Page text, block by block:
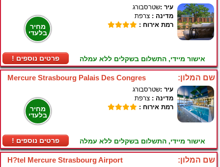
מחיר
בלעדי
! פרטים נוספים
עיר :שטרסבורג
מדינה : צרפת
רמת אירוח :
אישור מיידי, התשלום בשקלים ללא עמלה
Mercure Strasbourg Palais Des Congres שם המלון:
מחיר
בלעדי
! פרטים נוספים
עיר :שטרסבורג
מדינה : צרפת
רמת אירוח :
אישור מיידי, התשלום בשקלים ללא עמלה
H?tel Mercure Strasbourg Airport שם המלון: